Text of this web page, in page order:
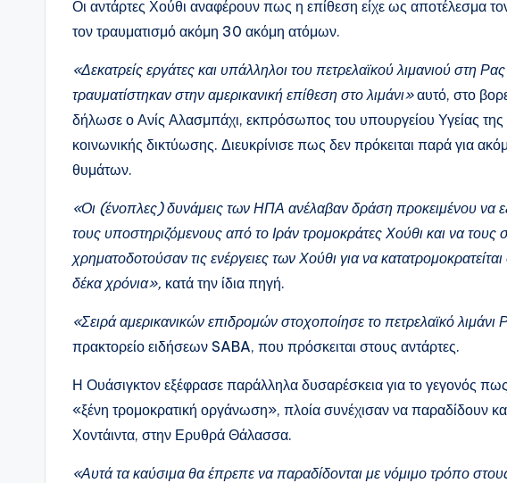
Οι αντάρτες Χούθι αναφέρουν πως η επίθεση είχε ως αποτέλεσμα
τον τραυματισμό ακόμη 30 ακόμη ατόμων.
«Δεκατρείς εργάτες και υπάλληλοι του πετρελαϊκού λιμανιού στη
τραυματίστηκαν στην αμερικανική επίθεση στο λιμάνι»αυτό, στο
δήλωσε ο Ανίς Αλασμπάχι, εκπρόσωπος του υπουργείου Υγείας
κοινωνικής δικτύωσης. Διευκρίνισε πως δεν πρόκειται παρά για
θυμάτων.
«Οι (ένοπλες) δυνάμεις των ΗΠΑ ανέλαβαν δράση προκειμένου να
τους υποστηριζόμενους από το Ιράν τρομοκράτες Χούθι και να
χρηματοδοτούσαν τις ενέργειες των Χούθι για να
δέκα χρόνια», κατά την ίδια πηγή.
«Σειρά αμερικανικών επιδρομών στοχοποίησε το πετρελαϊκό λιμάνι
πρακτορείο ειδήσεων SABA, που πρόσκειται στους αντάρτες.
Η Ουάσιγκτον εξέφρασε παράλληλα δυσαρέσκεια για το γεγονός
«ξένη τρομοκρατική οργάνωση», πλοία συνέχισαν να παραδίδουν
Χοντάιντα, στην Ερυθρά Θάλασσα.
«Αυτά τα καύσιμα θα έπρεπε να παραδίδονται με νόμιμο τρόπο